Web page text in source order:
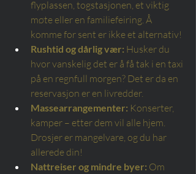
flyplassen, togstasjonen, et viktig
møte eller en familiefeiring. Å
komme for sent er ikke et alternativ!
Rushtid og dårlig vær: Husker du
hvor vanskelig det er å få tak i en taxi
på en regnfull morgen? Det er da en
reservasjon er en livredder.
Massearrangementer: Konserter,
kamper – etter dem vil alle hjem.
Drosjer er mangelvare, og du har
allerede din!
Nattreiser og mindre byer: Om